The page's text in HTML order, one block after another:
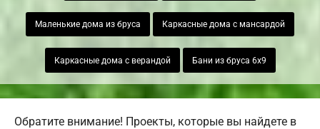
Маленькие дома из бруса Каркасные дома с мансардой
Каркасные дома с верандой Бани из бруса 6х9
Обратите внимание! Проекты, которые вы найдете в